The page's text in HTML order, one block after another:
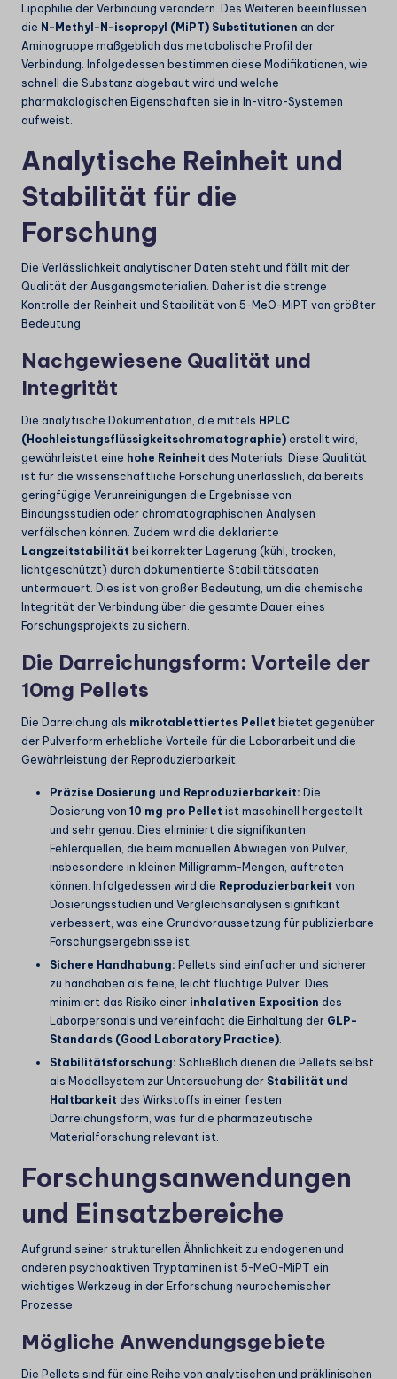
Lipophilie der Verbindung verändern. Des Weiteren beeinflussen
die N-Methyl-N-isopropyl (MiPT) Substitutionen an der
Aminogruppe maßgeblich das metabolische Profil der
Verbindung. Infolgedessen bestimmen diese Modifikationen, wie
schnell die Substanz abgebaut wird und welche
pharmakologischen Eigenschaften sie in In-vitro-Systemen
aufweist.
Analytische Reinheit und
Stabilität für die
Forschung
Die Verlässlichkeit analytischer Daten steht und fällt mit der
Qualität der Ausgangsmaterialien. Daher ist die strenge
Kontrolle der Reinheit und Stabilität von 5-MeO-MiPT von größter
Bedeutung.
Nachgewiesene Qualität und
Integrität
Die analytische Dokumentation, die mittels HPLC
(Hochleistungsflüssigkeitschromatographie) erstellt wird,
gewährleistet eine hohe Reinheit des Materials. Diese Qualität
ist für die wissenschaftliche Forschung unerlässlich, da bereits
geringfügige Verunreinigungen die Ergebnisse von
Bindungsstudien oder chromatographischen Analysen
verfälschen können. Zudem wird die deklarierte
Langzeitstabilität bei korrekter Lagerung (kühl, trocken,
lichtgeschützt) durch dokumentierte Stabilitätsdaten
untermauert. Dies ist von großer Bedeutung, um die chemische
Integrität der Verbindung über die gesamte Dauer eines
Forschungsprojekts zu sichern.
Die Darreichungsform: Vorteile der
10mg Pellets
Die Darreichung als mikrotablettiertes Pellet bietet gegenüber
der Pulverform erhebliche Vorteile für die Laborarbeit und die
Gewährleistung der Reproduzierbarkeit.
Präzise Dosierung und Reproduzierbarkeit: Die
Dosierung von 10 mg pro Pellet ist maschinell hergestellt
und sehr genau. Dies eliminiert die signifikanten
Fehlerquellen, die beim manuellen Abwiegen von Pulver,
insbesondere in kleinen Milligramm-Mengen, auftreten
können. Infolgedessen wird die Reproduzierbarkeit von
Dosierungsstudien und Vergleichsanalysen signifikant
verbessert, was eine Grundvoraussetzung für publizierbare
Forschungsergebnisse ist.
Sichere Handhabung: Pellets sind einfacher und sicherer
zu handhaben als feine, leicht flüchtige Pulver. Dies
minimiert das Risiko einer inhalativen Exposition des
Laborpersonals und vereinfacht die Einhaltung der GLP-
Standards (Good Laboratory Practice)
Stabilitätsforschung: Schließlich dienen die Pellets selbst
als Modellsystem zur Untersuchung der Stabilität und
Haltbarkeit des Wirkstoffs in einer festen
Darreichungsform, was für die pharmazeutische
Materialforschung relevant ist.
Forschungsanwendungen
und Einsatzbereiche
Aufgrund seiner strukturellen Ähnlichkeit zu endogenen und
anderen psychoaktiven Tryptaminen ist 5-MeO-MiPT ein
wichtiges Werkzeug in der Erforschung neurochemischer
Prozesse.
Mögliche Anwendungsgebiete
Die Pellets sind für eine Reihe von analytischen und präklinischen